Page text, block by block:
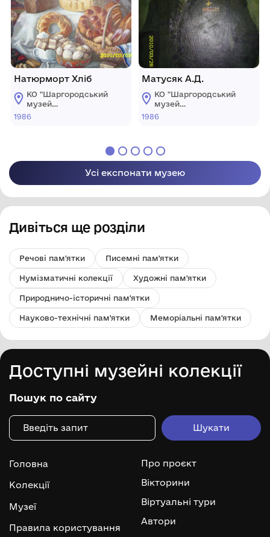
Натюрморт Хліб
КО "Шаргородський
музей
образотворчого
1986
Матусяк А.Д.
КО "Шаргородський
музей
образотворчого
1986
Усі експонати музею
Дивіться ще розділи
Речові пам'ятки Писемні пам'ятки
Нумізматичні колекції Художні пам'ятки
Природничо-історичні пам'ятки
Науково-технічні пам'ятки Меморіальні пам'ятки
Доступні музейні колекції
Пошук по сайту
Головна
Колекції
Музеї
Правила користування
Про проєкт
Вікторини
Віртуальні тури
Автори